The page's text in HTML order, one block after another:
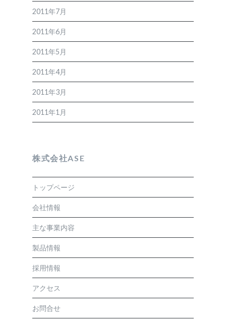
2011年7月
2011年6月
2011年5月
2011年4月
2011年3月
2011年1月
株式会社ASE
トップページ
会社情報
主な事業内容
製品情報
採用情報
アクセス
お問合せ